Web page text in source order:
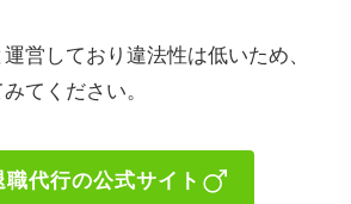
営しており違法性は低いため、
てください。
職代行の公式サイト